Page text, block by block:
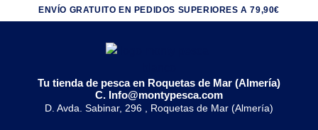
ENVÍO GRATUITO EN PEDIDOS SUPERIORES A 79,90€
Tu tienda de pesca en Roquetas de Mar (Almería)
C. Info@montypesca.com
D. Avda. Sabinar, 296 , Roquetas de Mar (Almería)